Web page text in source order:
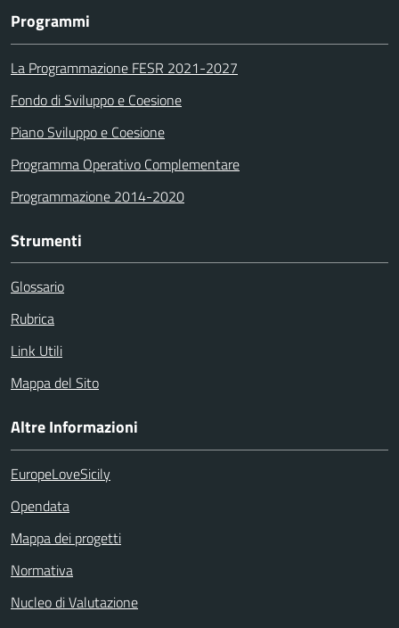
Programmi
La Programmazione FESR 2021-2027
Fondo di Sviluppo e Coesione
Piano Sviluppo e Coesione
Programma Operativo Complementare
Programmazione 2014-2020
Strumenti
Glossario
Rubrica
Link Utili
Mappa del Sito
Altre Informazioni
EuropeLoveSicily
Opendata
Mappa dei progetti
Normativa
Nucleo di Valutazione